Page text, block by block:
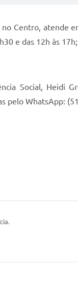
Centro, atende
e das 12h às
Social, Heidi
pelo WhatsApp: